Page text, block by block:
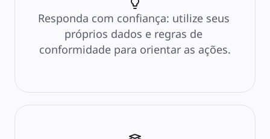
Responda com confiança: utilize seus
próprios dados e regras de
conformidade para orientar as ações.